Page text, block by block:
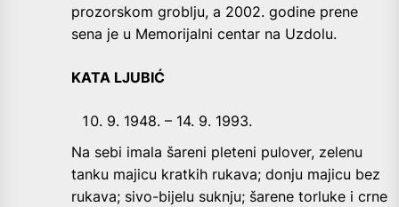
prozorskom groblju, a 2002. godine prene
sena je u Memorijalni centar na Uzdolu.
KATA LJUBIĆ
9. 1948. – 14. 9. 1993.
Na sebi imala šareni pleteni pulover, zelenu
tanku majicu kratkih rukava; donju majicu bez
rukava; sivo-bijelu suknju; šarene torluke i crne